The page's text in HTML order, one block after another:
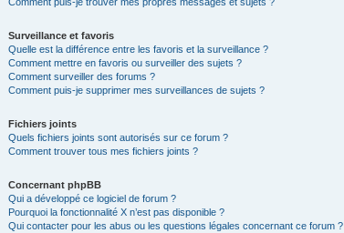
Surveillance et favoris
Quelle est la différence entre les favoris et la surveillance ?
Comment mettre en favoris ou surveiller des sujets ?
Comment surveiller des forums ?
Comment puis-je supprimer mes surveillances de sujets ?
Fichiers joints
Quels fichiers joints sont autorisés sur ce forum ?
Comment trouver tous mes fichiers joints ?
Concernant phpBB
Qui a développé ce logiciel de forum ?
Pourquoi la fonctionnalité X n’est pas disponible ?
Qui contacter pour les abus ou les questions légales concernant ce forum ?